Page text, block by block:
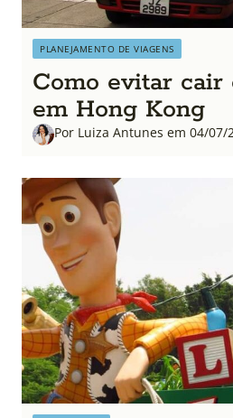
PLANEJAMENTO DE VIAGENS
Como evitar cair
em Hong Kong
Por Luiza Antunes em 04/07/